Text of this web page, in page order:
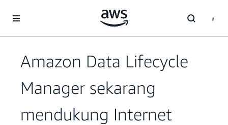
Amazon Data Lifecycle
Manager sekarang
mendukung Internet